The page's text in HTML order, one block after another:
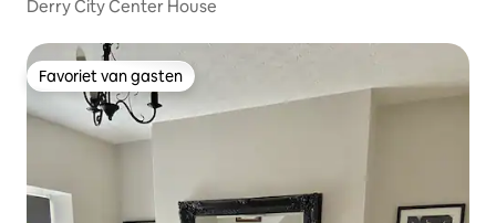
Derry City Center House
Favoriet van gasten
Favoriet van gasten